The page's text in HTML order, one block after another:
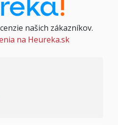
našich zákazníkov.
na Heureka.sk